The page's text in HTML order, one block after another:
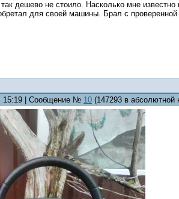
дешево не стоило. Насколько мне
для своей машины. Брал с
15:19 | Сообщение № 10 (147293 в абсолютной